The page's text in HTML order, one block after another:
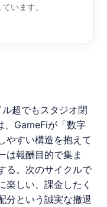
います。
超でもスタジオ閉
、GameFiが「数字
やすい構造を抱えて
は報酬目的で集ま
る。次のサイクルで
楽しい、課金したく
分という誠実な撤退